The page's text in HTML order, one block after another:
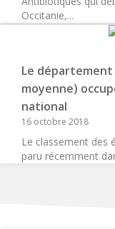
Occitanie,...
Le département
moyenne)
national
16 octobre 2018
Le classement des
paru récemment